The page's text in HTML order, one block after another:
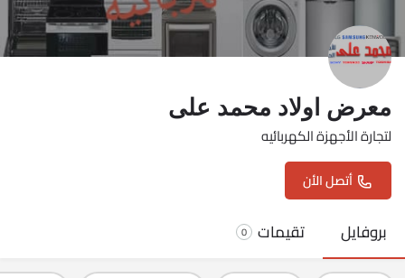
معرض اولاد محمد على
لتجارة الأجهزة الكهربائيه
أتصل الأن
بروفايل تقيمات 0